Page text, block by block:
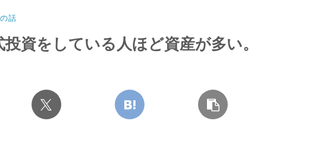
話
投資をしている人ほど資産が多い。